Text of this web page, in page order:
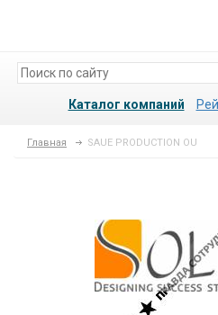
Каталог компаний
Главная SAUE PRODUCTION OU